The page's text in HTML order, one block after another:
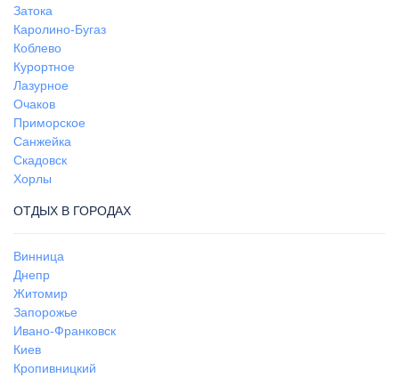
Затока
Каролино-Бугаз
Коблево
Курортное
Лазурное
Очаков
Приморское
Санжейка
Скадовск
Хорлы
ОТДЫХ В ГОРОДАХ
Винница
Днепр
Житомир
Запорожье
Ивано-Франковск
Киев
Кропивницкий